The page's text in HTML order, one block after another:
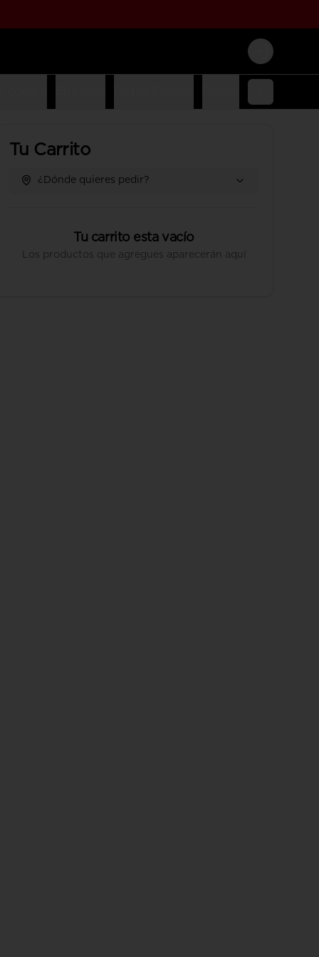
Login
Tu Carrito
¿Dónde quieres pedir?
Tu carrito esta vacío
Los productos que agregues aparecerán aquí